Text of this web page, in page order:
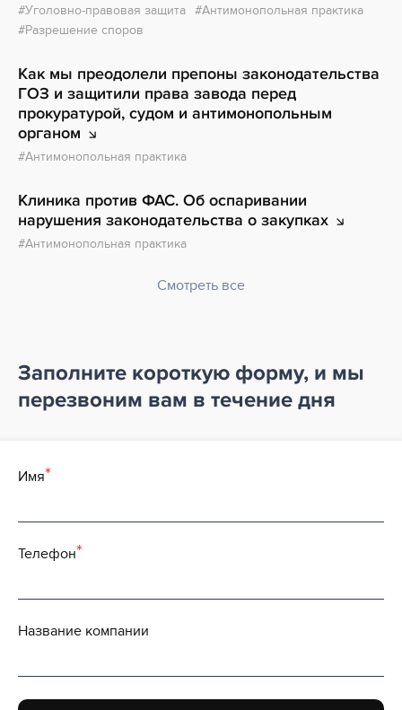
Уголовно-правовая защита
Антимонопольная практика
Разрешение споров
Как мы преодолели препоны законодательства
ГОЗ и защитили права завода перед
прокуратурой, судом и антимонопольным
органом
Антимонопольная практика
Клиника против ФАС. Об оспаривании
нарушения законодательства о закупках
Антимонопольная практика
Смотреть все
Заполните короткую форму, и мы
перезвоним вам в течение дня
Имя
Телефон
Название компании